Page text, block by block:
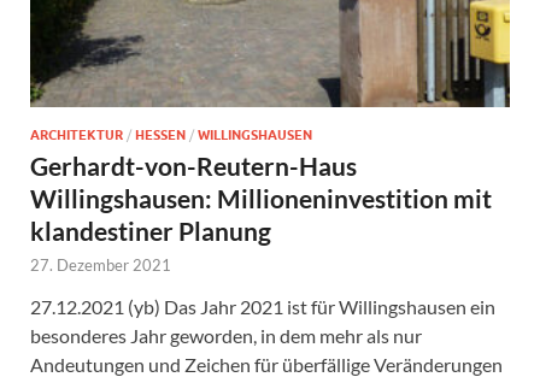
ARCHITEKTUR / HESSEN / WILLINGSHAUSEN
Gerhardt-von-Reutern-Haus
Willingshausen: Millioneninvestition mit
klandestiner Planung
27. Dezember 2021
27.12.2021 (yb) Das Jahr 2021 ist für Willingshausen ein
besonderes Jahr geworden, in dem mehr als nur
Andeutungen und Zeichen für überfällige Veränderungen